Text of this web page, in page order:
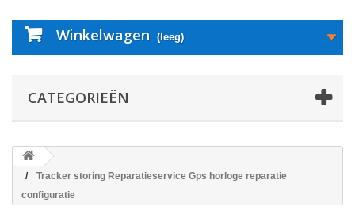
Winkelwagen (leeg)
CATEGORIEËN
Tracker storing Reparatieservice Gps horloge reparatie
configuratie